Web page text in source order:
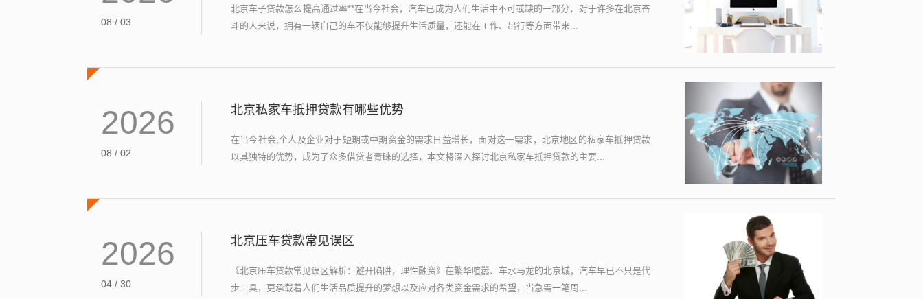
08 / 03
北京车子贷款怎么提高通过率**在当今社会，汽车已成为人们生活中不可或缺的一部分，对于许多在北京奋
斗的人来说，拥有一辆自己的车不仅能够提升生活质量，还能在工作、出行等方面带来...
2026
08 / 02
北京私家车抵押贷款有哪些优势
在当今社会,个人及企业对于短期或中期资金的需求日益增长，面对这一需求，北京地区的私家车抵押贷款
以其独特的优势，成为了众多借贷者青睐的选择，本文将深入探讨北京私家车抵押贷款的主要...
2026
04 / 30
北京压车贷款常见误区
《北京压车贷款常见误区解析：避开陷阱，理性融资》在繁华喧嚣、车水马龙的北京城，汽车早已不只是代
步工具，更承载着人们生活品质提升的梦想以及应对各类资金需求的希望，当急需一笔周...